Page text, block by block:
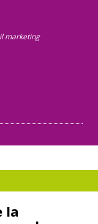
marketing
la